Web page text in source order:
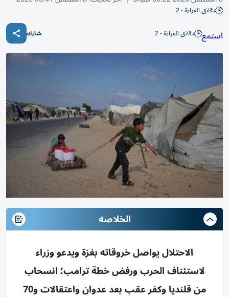
دقائق القراءة - 2
استمع دقائق القراءة - 2 شارك
الخلاصه
الاحتلال يواصل خروقاته بغزة ويدعو وزراء
لاستئناف الحرب ورفض خطة ترامب؛ انسحاب
من قلنديا وكفر عقب بعد عدوان واعتقالات و70